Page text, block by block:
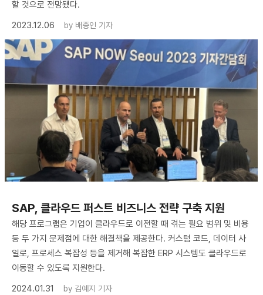
할 것으로 전망됐다.
2023.12.06
by 배종인 기자
SAP, 클라우드 퍼스트 비즈니스 전략 구축 지원
해당 프로그램은 기업이 클라우드로 이전할 때 겪는 필요 범위 및 비용
등 두 가지 문제점에 대한 해결책을 제공한다. 커스텀 코드, 데이터 사
일로, 프로세스 복잡성 등을 제거해 복잡한 ERP 시스템도 클라우드로
이동할 수 있도록 지원한다.
2024.01.31
by 김예지 기자